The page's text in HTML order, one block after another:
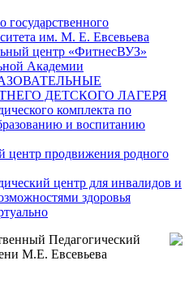
государственного
им. М. Е. Евсевьева
центр «ФитнесВУЗ»
Академии
ДЕТСКОГО ЛАГЕРЯ
комплекта по
и воспитанию
центр продвижения родного
центр для инвалидов и
здоровья
Педагогический
М.Е. Евсевьева